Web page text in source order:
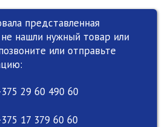
представленная
нашли нужный товар или
или отправьте
29 60 490 60
17 379 60 60